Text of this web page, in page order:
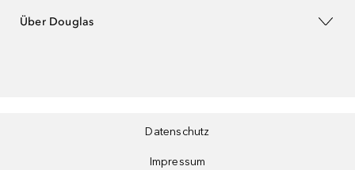
Über Douglas
Datenschutz
Impressum